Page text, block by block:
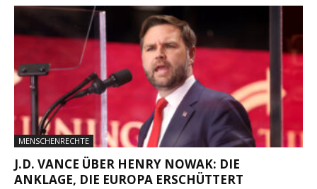
MENSCHENRECHTE
J.D. VANCE ÜBER HENRY NOWAK: DIE
ANKLAGE, DIE EUROPA ERSCHÜTTERT